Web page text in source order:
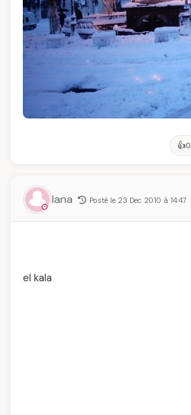
👍0
lana Posté le 23 Dec 2010 à 14:47
el kala